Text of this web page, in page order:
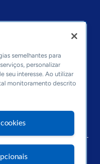
semelhantes para
personalizar
seu interesse. Ao utilizar
monitoramento descrito